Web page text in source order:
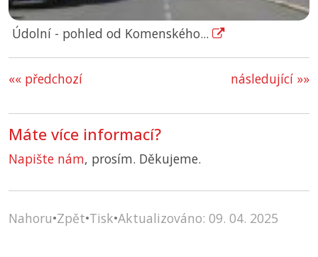
Údolní - pohled od Komenského...
«« předchozí následující »»
Máte více informací?
Napište nám, prosím. Děkujeme.
Nahoru•Zpět•Tisk•Aktualizováno: 09. 04. 2025